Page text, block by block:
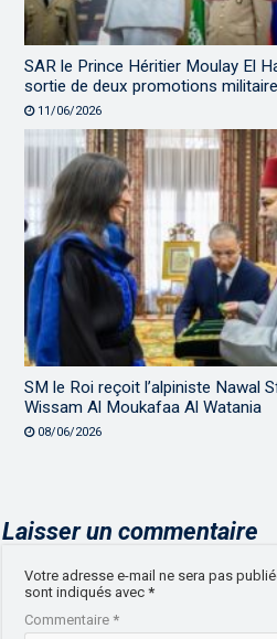
SAR le Prince Héritier Moulay El
sortie de deux promotions
11/06/2026
SM le Roi reçoit l’alpiniste Nawal
Wissam Al Moukafaa Al Watania
08/06/2026
Laisser un commentaire
Votre adresse e-mail ne sera pas
sont indiqués avec*
Commentaire*